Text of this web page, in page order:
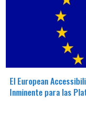
El European
Inminente para las